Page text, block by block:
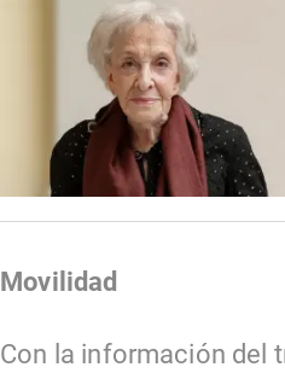
Movilidad
Con la información del